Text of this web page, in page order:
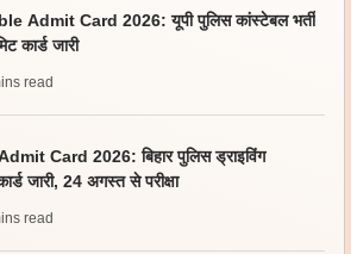
Admit Card 2026: यूपी पुलिस कांस्टेबल भर्ती
कार्ड जारी
read
Card 2026: बिहार पुलिस ड्राइविंग
जारी, 24 अगस्त से परीक्षा
read